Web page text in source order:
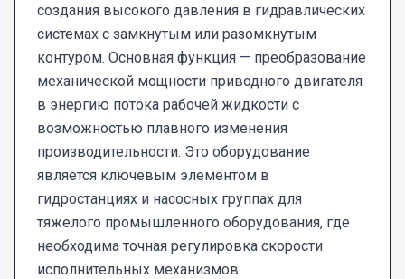
создания высокого давления в гидравлических
системах с замкнутым или разомкнутым
контуром. Основная функция — преобразование
механической мощности приводного двигателя
в энергию потока рабочей жидкости с
возможностью плавного изменения
производительности. Это оборудование
является ключевым элементом в
гидростанциях и насосных группах для
тяжелого промышленного оборудования, где
необходима точная регулировка скорости
исполнительных механизмов.